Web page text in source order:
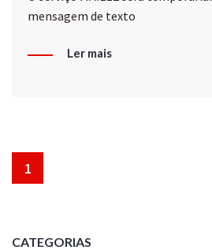
mensagem de texto
Ler mais
1
CATEGORIAS